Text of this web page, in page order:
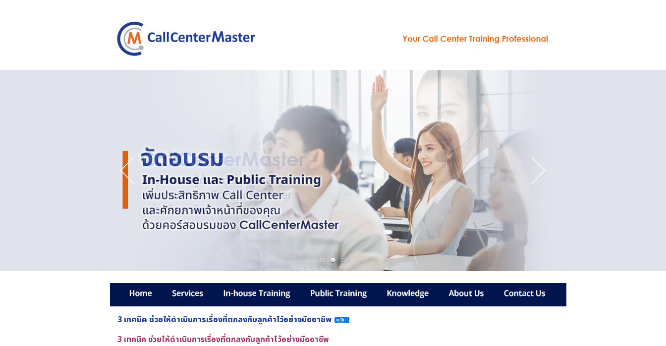
3 เทคนิค ช่วยให้ดำเนินการเรื่องที่ตกลงกับลูกค้าไว้อย่างมืออาชีพ
3 เทคนิค ช่วยให้ดำเนินการเรื่องที่ตกลงกับลูกค้าไว้อย่างมืออาชีพ